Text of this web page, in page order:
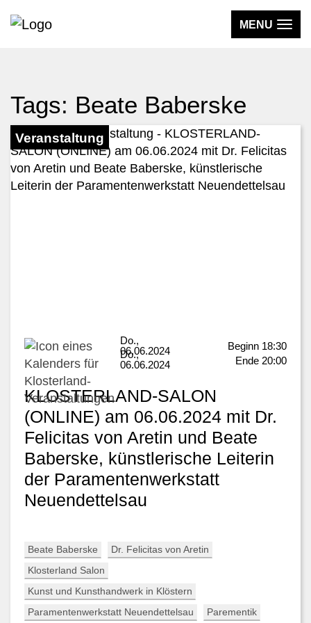
MENU
AKTIV & UNTERWEGS
MEDIEN
DER VEREIN
Tags: Beate Baberske
Veranstaltung
Do.,
06.06.2024
Do.,
06.06.2024
Beginn 18:30
Ende 20:00
KLOSTERLAND-SALON
(ONLINE) am 06.06.2024 mit Dr.
Felicitas von Aretin und Beate
Baberske, künstlerische Leiterin
der Paramentenwerkstatt
Neuendettelsau
Beate Baberske
Dr. Felicitas von Aretin
Klosterland Salon
Kunst und Kunsthandwerk in Klöstern
Paramentenwerkstatt Neuendettelsau
Parementik